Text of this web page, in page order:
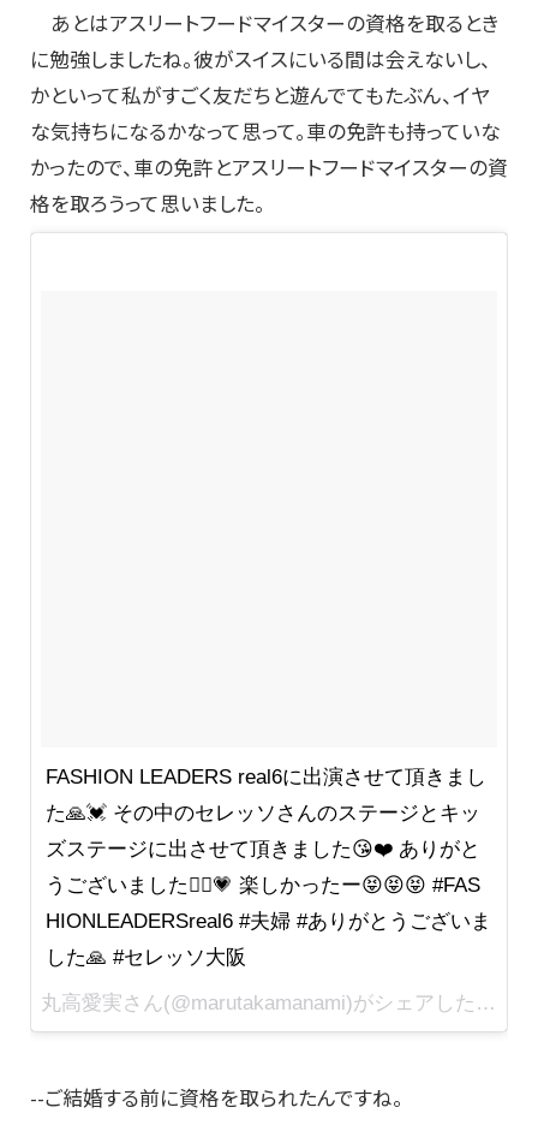
あとはアスリートフードマイスターの資格を取るとき
に勉強しましたね。彼がスイスにいる間は会えないし、
かといって私がすごく友だちと遊んでてもたぶん、イヤ
な気持ちになるかなって思って。車の免許も持っていな
かったので、車の免許とアスリートフードマイスターの資
格を取ろうって思いました。
FASHION LEADERS real6に出演させて頂きまし
た🙏💓 その中のセレッソさんのステージとキッ
ズステージに出させて頂きました😘❤️ ありがと
うございました🙇‍♀️💗 楽しかったー😝😝😝 #FAS
HIONLEADERSreal6 #夫婦 #ありがとうございま
した🙏 #セレッソ大阪
丸高愛実さん(@marutakamanami)がシェアした投稿 -
--ご結婚する前に資格を取られたんですね。